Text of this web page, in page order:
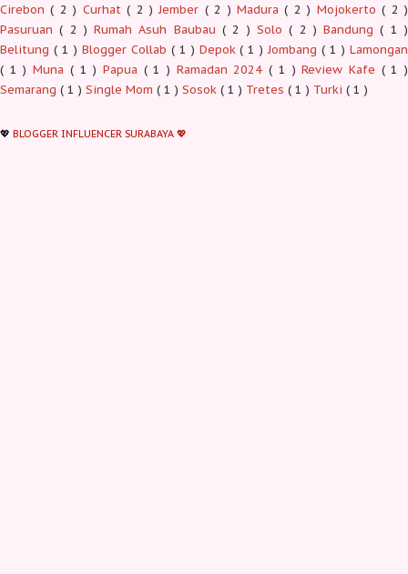
Cirebon( 2 ) Curhat( 2 ) Jember ( 2 ) Madura( 2 ) Mojokerto( 2 )
Pasuruan( 2 ) Rumah Asuh Baubau( 2 ) Solo( 2 ) Bandung( 1 )
Belitung ( 1 ) Blogger Collab ( 1 ) Depok( 1 ) Jombang( 1 ) Lamongan
( 1 ) Muna ( 1 ) Papua ( 1 ) Ramadan 2024( 1 ) Review Kafe ( 1 )
Semarang ( 1 ) Single Mom ( 1 ) Sosok ( 1 ) Tretes ( 1 ) Turki ( 1 )
💖 BLOGGER INFLUENCER SURABAYA 💖